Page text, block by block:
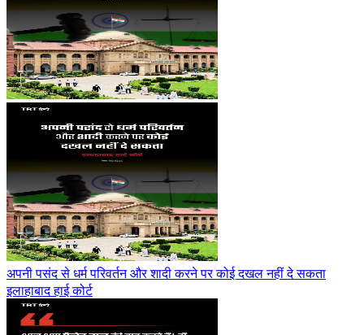
अपनी पसंद से धर्म परिवर्तन और शादी करने पर कोई दखल नहीं दे सकता
इलाहाबाद हाई कोर्ट